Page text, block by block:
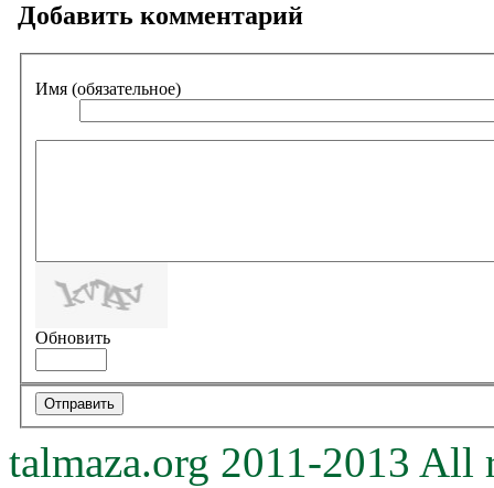
Добавить комментарий
Имя (обязательное)
Обновить
talmaza.org 2011-2013 All